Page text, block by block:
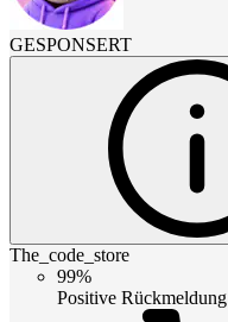
GESPONSERT
The_code_store
99%
Positive Rückmeldung